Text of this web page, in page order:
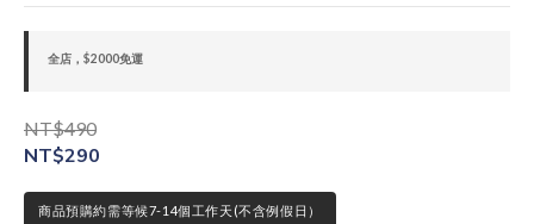
全店，$2000免運
NT$490
NT$290
商品預購約需等候7-14個工作天(不含例假日）